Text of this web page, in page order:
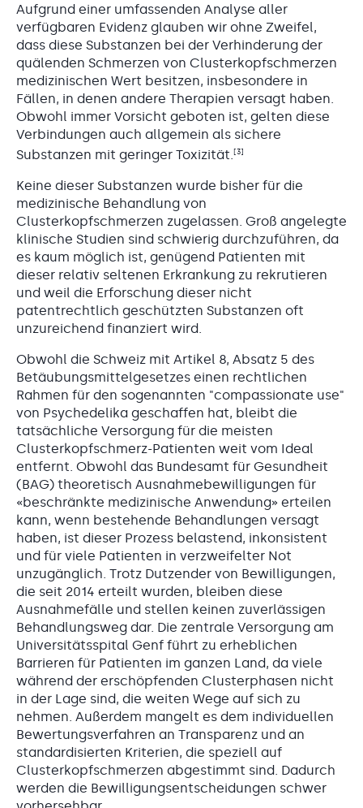
Aufgrund einer umfassenden Analyse aller
verfügbaren Evidenz glauben wir ohne Zweifel,
dass diese Substanzen bei der Verhinderung der
quälenden Schmerzen von Clusterkopfschmerzen
medizinischen Wert besitzen, insbesondere in
Fällen, in denen andere Therapien versagt haben.
Obwohl immer Vorsicht geboten ist, gelten diese
Verbindungen auch allgemein als sichere
Substanzen mit geringer Toxizität.[3]
Keine dieser Substanzen wurde bisher für die
medizinische Behandlung von
Clusterkopfschmerzen zugelassen. Groß angelegte
klinische Studien sind schwierig durchzuführen, da
es kaum möglich ist, genügend Patienten mit
dieser relativ seltenen Erkrankung zu rekrutieren
und weil die Erforschung dieser nicht
patentrechtlich geschützten Substanzen oft
unzureichend finanziert wird.
Obwohl die Schweiz mit Artikel 8, Absatz 5 des
Betäubungsmittelgesetzes einen rechtlichen
Rahmen für den sogenannten "compassionate use"
von Psychedelika geschaffen hat, bleibt die
tatsächliche Versorgung für die meisten
Clusterkopfschmerz-Patienten weit vom Ideal
entfernt. Obwohl das Bundesamt für Gesundheit
(BAG) theoretisch Ausnahmebewilligungen für
«beschränkte medizinische Anwendung» erteilen
kann, wenn bestehende Behandlungen versagt
haben, ist dieser Prozess belastend, inkonsistent
und für viele Patienten in verzweifelter Not
unzugänglich. Trotz Dutzender von Bewilligungen,
die seit 2014 erteilt wurden, bleiben diese
Ausnahmefälle und stellen keinen zuverlässigen
Behandlungsweg dar. Die zentrale Versorgung am
Universitätsspital Genf führt zu erheblichen
Barrieren für Patienten im ganzen Land, da viele
während der erschöpfenden Clusterphasen nicht
in der Lage sind, die weiten Wege auf sich zu
nehmen. Außerdem mangelt es dem individuellen
Bewertungsverfahren an Transparenz und an
standardisierten Kriterien, die speziell auf
Clusterkopfschmerzen abgestimmt sind. Dadurch
werden die Bewilligungsentscheidungen schwer